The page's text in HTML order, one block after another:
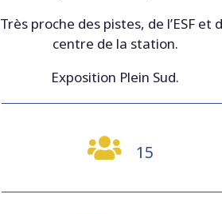
Très proche des pistes, de l’ESF et
centre de la station.
Exposition Plein Sud.
15